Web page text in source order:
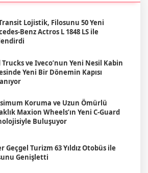
Lojistik, Filosunu 50 Yeni
Benz Actros L 1848 LS ile
Trucks ve Iveco’nun Yeni Nesil Kabin
Yeni Bir Dönemin Kapısı
Koruma ve Uzun Ömürlü
Maxion Wheels’ın Yeni C-Guard
Buluşuyor
Geçgel Turizm 63 Yıldız Otobüs ile
Genişletti